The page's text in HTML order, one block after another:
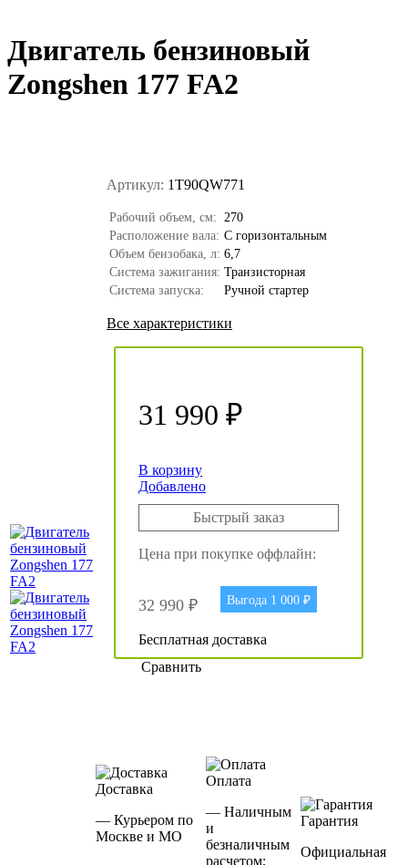
Двигатель бензиновый
Zongshen 177 FA2
Артикул: 1T90QW771
Рабочий объем, см:
270
Расположение вала: С горизонтальным
Объем бензобака, л: 6,7
Система зажигания: Транзисторная
Система запуска:
Ручной стартер
Все характеристики
31 990 ₽
В корзину
Добавлено
Быстрый заказ
Цена при покупке оффлайн:
32 990 ₽ Выгода 1 000 ₽
Бесплатная доставка
Сравнить
Доставка
— Курьером по
Москве и МО
Оплата
— Наличным
и
безналичным
расчетом;
Гарантия
Официальная